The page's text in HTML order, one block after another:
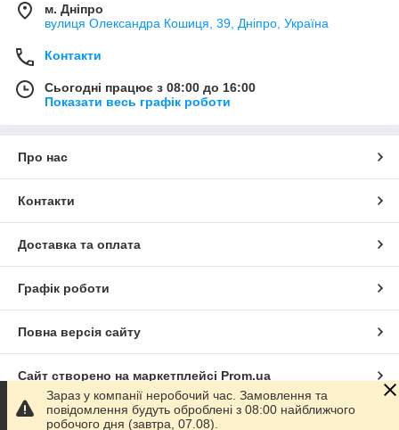
м. Дніпро
вулиця Олександра Кошиця, 39, Дніпро, Україна
Контакти
Сьогодні працює з 08:00 до 16:00
Показати весь графік роботи
Про нас
Контакти
Доставка та оплата
Графік роботи
Повна версія сайту
Сайт створено на маркетплейсі Prom.ua
Політика конфіденційності
Зараз у компанії неробочий час. Замовлення та
повідомлення будуть оброблені з 08:00 найближчого
робочого дня (завтра, 07.08).